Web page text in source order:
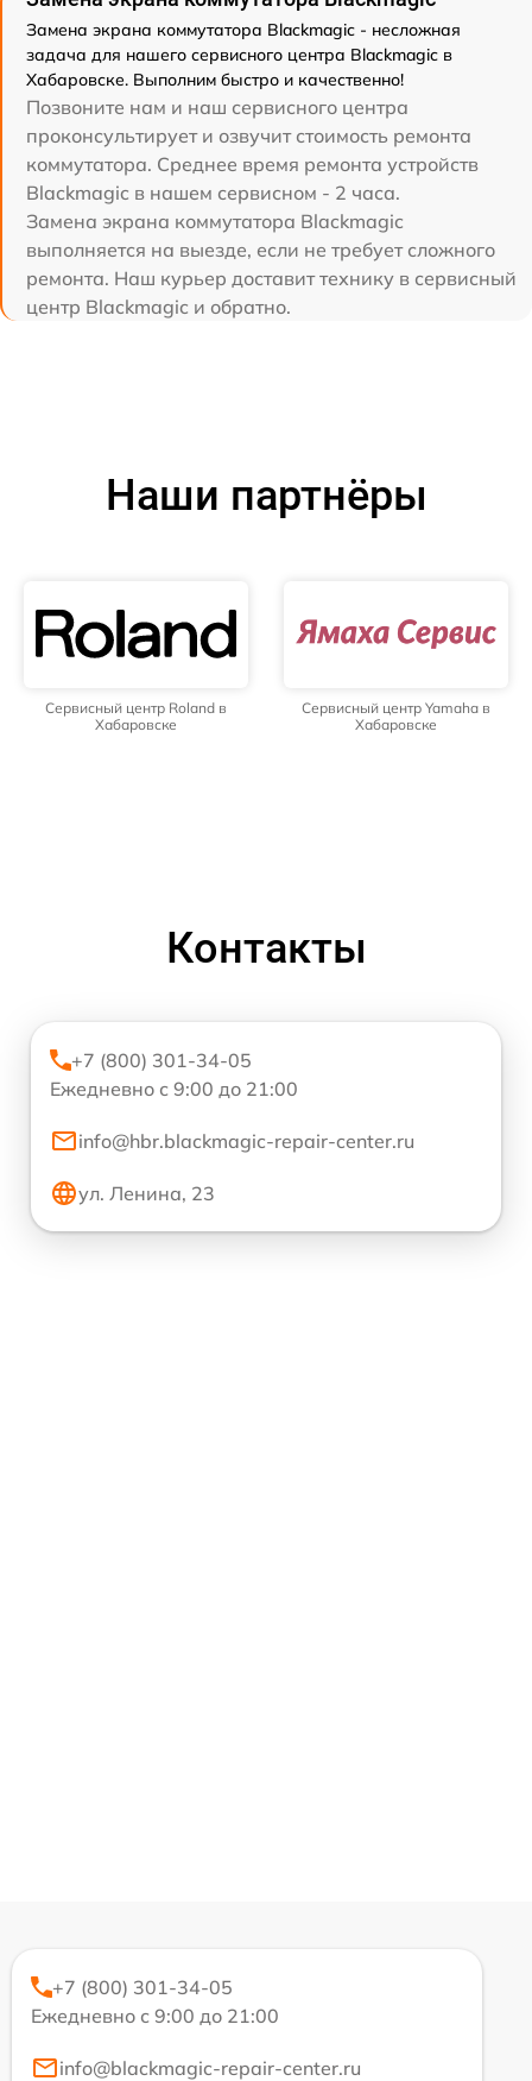
Замена экрана коммутатора Blackmagic - несложная
задача для нашего сервисного центра Blackmagic в
Хабаровске. Выполним быстро и качественно!
Позвоните нам и наш сервисного центра
проконсультирует и озвучит стоимость ремонта
коммутатора. Среднее время ремонта устройств
Blackmagic в нашем сервисном - 2 часа.
Замена экрана коммутатора Blackmagic
выполняется на выезде, если не требует сложного
ремонта. Наш курьер доставит технику в сервисный
центр Blackmagic и обратно.
Наши партнёры
Сервисный центр Roland в
Хабаровске
Сервисный центр Yamaha в
Хабаровске
Контакты
+7 (800) 301-34-05
Ежедневно с 9:00 до 21:00
info@hbr.blackmagic-repair-center.ru
ул. Ленина, 23
+7 (800) 301-34-05
Ежедневно с 9:00 до 21:00
info@blackmagic-repair-center.ru